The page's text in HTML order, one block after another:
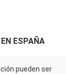
ESPAÑA
pueden ser